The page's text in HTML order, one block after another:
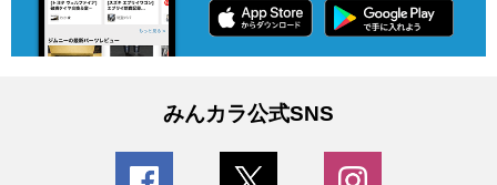
みんカラ公式SNS